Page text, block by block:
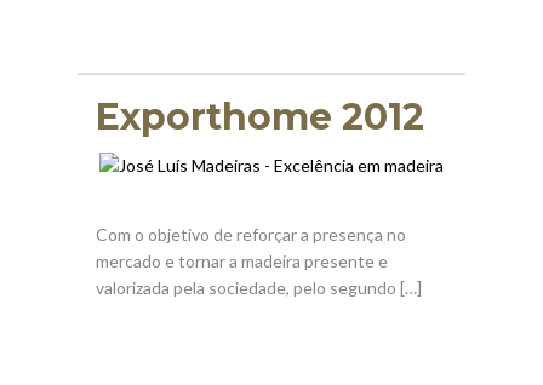
Exporthome 2012
Com o objetivo de reforçar a presença no
mercado e tornar a madeira presente e
valorizada pela sociedade, pelo segundo […]